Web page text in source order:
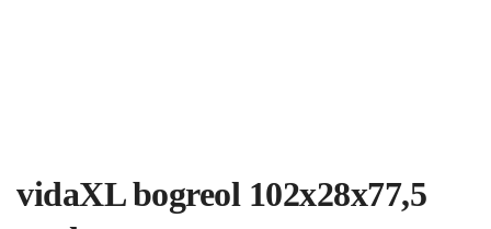
vidaXL bogreol 102x28x77,5